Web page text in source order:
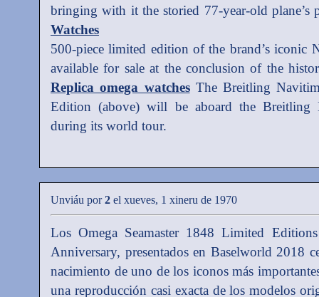
bringing with it the storied 77-year-old plane’s
Watches
500-piece limited edition of the brand’s iconic
available for sale at the conclusion of the
Replica omega watchesThe Breitling
Edition (above) will be aboard the Breitling
during its world tour.
Unviáu por2 el xueves, 1 xineru de 1970
Los Omega Seamaster 1848 Limited
Anniversary, presentados en Baselworld 2018
nacimiento de uno de los iconos más
una reproducción casi exacta de los modelos